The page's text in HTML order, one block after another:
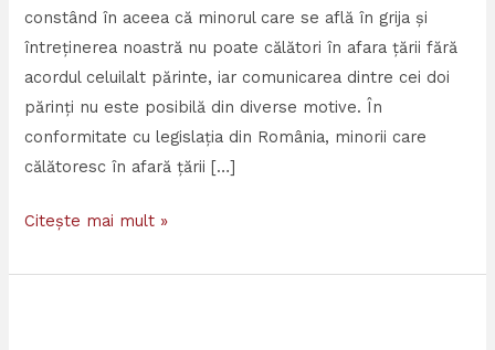
constând în aceea că minorul care se află în grija și
întreținerea noastră nu poate călători în afara țării fără
acordul celuilalt părinte, iar comunicarea dintre cei doi
părinți nu este posibilă din diverse motive. În
conformitate cu legislația din România, minorii care
călătoresc în afară țării […]
Citește mai mult »